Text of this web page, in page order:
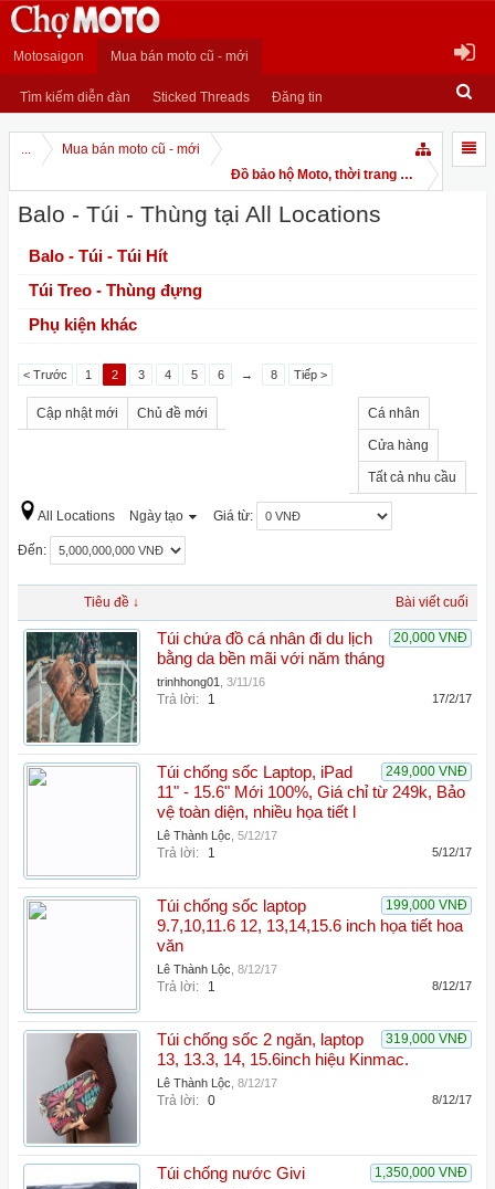
Motosaigon Mua bán moto cũ - mới
Tìm kiếm diễn đàn Sticked Threads Đăng tin
...
Mua bán moto cũ - mới
Đồ bảo hộ Moto, thời trang Moto
Balo - Túi - Thùng tại All Locations
Balo - Túi - Túi Hít
Túi Treo - Thùng đựng
Phụ kiện khác
< Trước 1 2 3 4 5 6 → 8 Tiếp >
Cập nhật mới Chủ đề mới Cá nhân
Cửa hàng
Tất cả nhu cầu
All Locations Ngày tạo Giá từ:
Đến:
Tiêu đề ↓ Bài viết cuối
20,000 VNĐ
Túi chứa đồ cá nhân đi du lịch
bằng da bền mãi với năm tháng
trinhhong01 3/11/16
Trả lời: 1 17/2/17
249,000 VNĐ
Túi chống sốc Laptop, iPad
11" - 15.6" Mới 100%, Giá chỉ từ 249k, Bảo
vệ toàn diện, nhiều họa tiết l
Lê Thành Lộc 5/12/17
Trả lời: 1 5/12/17
199,000 VNĐ
Túi chống sốc laptop
9.7,10,11.6 12, 13,14,15.6 inch họa tiết hoa
văn
Lê Thành Lộc 8/12/17
Trả lời: 1 8/12/17
319,000 VNĐ
Túi chống sốc 2 ngăn, laptop
13, 13.3, 14, 15.6inch hiệu Kinmac.
Lê Thành Lộc 8/12/17
Trả lời: 0 8/12/17
1,350,000 VNĐ
Túi chống nước Givi